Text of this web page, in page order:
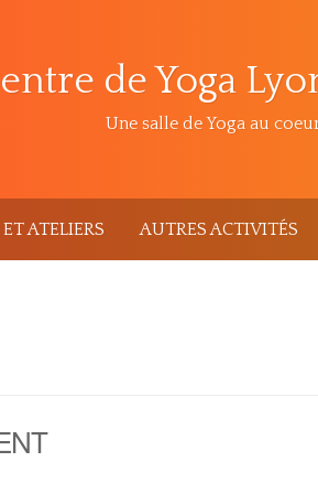
de Yoga
Une salle de Yoga au
ATELIERS AUTRES ACTIVITÉS